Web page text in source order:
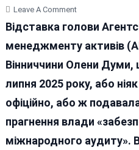
Leave A CommentOn
Олена
З
Хмільника,
Вона
Холевицька,
Файдевич
Відставка голови
менеджменту активів
Вінниччини Олени Думи,
липня 2025 року, або
офіційно, або ж
прагнення влади
міжнародного аудиту».